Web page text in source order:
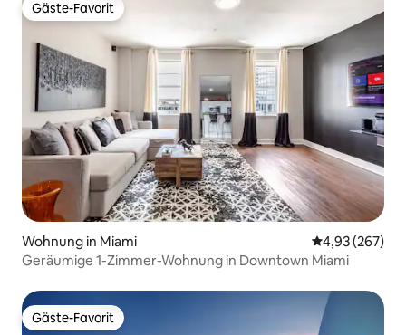
Gäste-Favorit
Gäste-Favorit
Wohnung in Miami
4,93 (267)
Geräumige 1-Zimmer-Wohnung in Downtown Miami
Gäste-Favorit
Gäste-Favorit